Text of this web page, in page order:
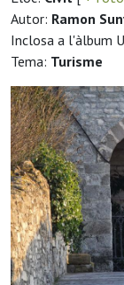
Autor: Ramon
Inclosa a l'àlbum
Tema: Turisme